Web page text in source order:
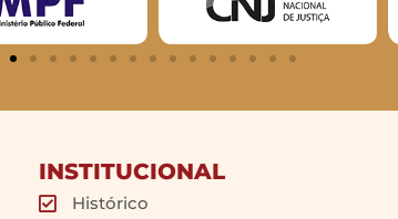
INSTITUCIONAL
Histórico